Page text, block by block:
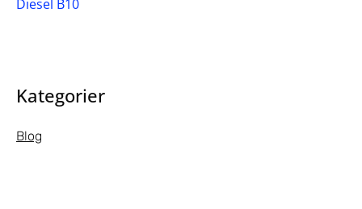
Kategorier
Blog